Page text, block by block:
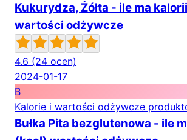
Kukurydza, Żółta - ile ma
wartości odżywcze
4.6 (24 ocen)
2024-01-17
B
Kalorie i wartości odżywcze
Bułka Pita bezglutenowa - ile